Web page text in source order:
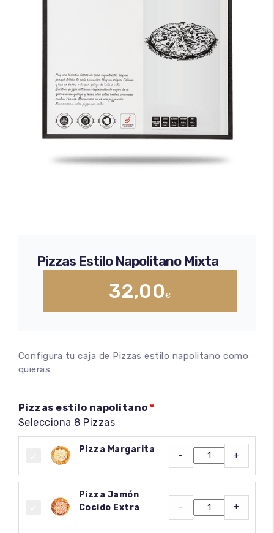
Empanadas
Certificado Seguridad Alimentaria
Envíos y devoluciones
Pizzas Estilo Napolitano Mixta
32,00€
Configura tu caja de Pizzas estilo napolitano como
quieras
Pizzas estilo napolitano
Selecciona 8 Pizzas
Pizza Margarita
- +
Pizza Jamón
Cocido Extra
- +